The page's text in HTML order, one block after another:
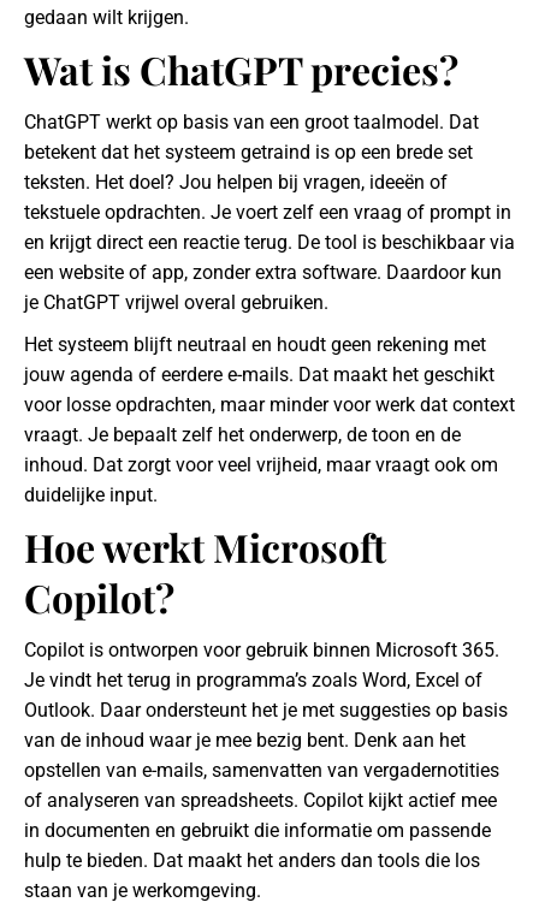
gedaan wilt krijgen.
Wat is ChatGPT precies?
ChatGPT werkt op basis van een groot taalmodel. Dat
betekent dat het systeem getraind is op een brede set
teksten. Het doel? Jou helpen bij vragen, ideeën of
tekstuele opdrachten. Je voert zelf een vraag of prompt in
en krijgt direct een reactie terug. De tool is beschikbaar via
een website of app, zonder extra software. Daardoor kun
je ChatGPT vrijwel overal gebruiken.
Het systeem blijft neutraal en houdt geen rekening met
jouw agenda of eerdere e-mails. Dat maakt het geschikt
voor losse opdrachten, maar minder voor werk dat context
vraagt. Je bepaalt zelf het onderwerp, de toon en de
inhoud. Dat zorgt voor veel vrijheid, maar vraagt ook om
duidelijke input.
Hoe werkt Microsoft
Copilot?
Copilot is ontworpen voor gebruik binnen Microsoft 365.
Je vindt het terug in programma’s zoals Word, Excel of
Outlook. Daar ondersteunt het je met suggesties op basis
van de inhoud waar je mee bezig bent. Denk aan het
opstellen van e-mails, samenvatten van vergadernotities
of analyseren van spreadsheets. Copilot kijkt actief mee
in documenten en gebruikt die informatie om passende
hulp te bieden. Dat maakt het anders dan tools die los
staan van je werkomgeving.